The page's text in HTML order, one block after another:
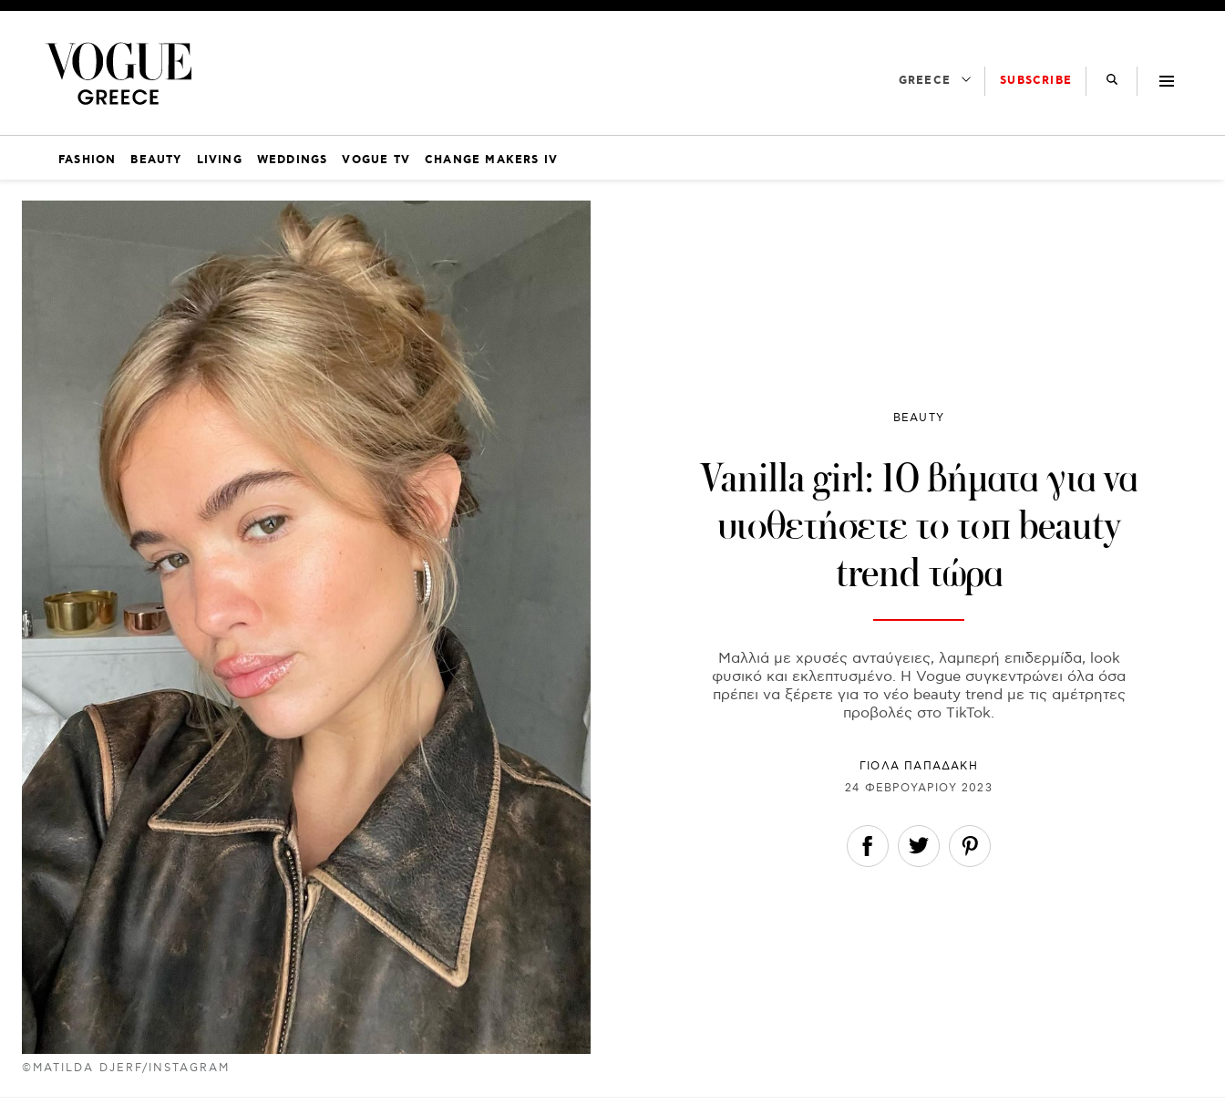
GREECE SUBSCRIBE
FASHION BEAUTY LIVING WEDDINGS VOGUE TV CHANGE MAKERS IV
©MATILDA DJERF/INSTAGRAM
BEAUTY
Vanilla girl: 10 βήματα για να
υιοθετήσετε το τοπ beauty
trend τώρα
Μαλλιά με χρυσές ανταύγειες, λαμπερή επιδερμίδα, look
φυσικό και εκλεπτυσμένο. Η Vogue συγκεντρώνει όλα όσα
πρέπει να ξέρετε για το νέο beauty trend με τις αμέτρητες
προβολές στο TikTok.
ΓΙΌΛΑ ΠΑΠΑΔΆΚΗ
24 ΦΕΒΡΟΥΑΡΊΟΥ 2023